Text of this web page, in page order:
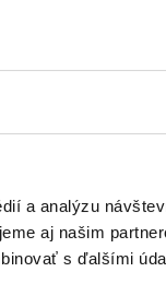
a analýzu
aj našim
s ďalšími
Bandáž
a
Čo